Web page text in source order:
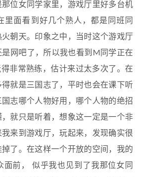
那位女同学家里，游戏厅里好多台机
里面看到好几个熟人，都是同班同
朝天。印象之中，当时这个游戏厅
网吧了，所以我也看到M同学正在
非常熟练，估计来过太多次了。在
就是三国志了，平时也会在课下听
志哪个人物好用，哪个人物的绝招
就只是听着，想象这一定是一个非
来到游戏厅，玩起来，发现确实很
了。在这样一个开放的空间，我的
面前， 似乎我也见到了我那位女同